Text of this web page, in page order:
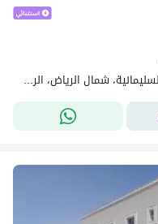
شارع طريق الامير محمد بن عبدالعزيز، حي السليمانية، شمال الرياض، الرياض